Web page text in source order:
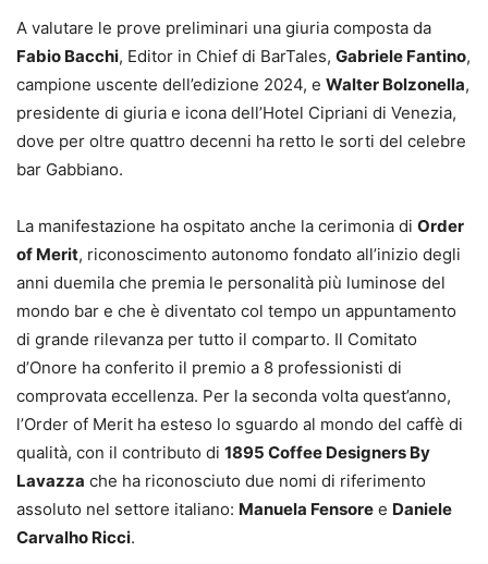
A valutare le prove preliminari una giuria composta da
Fabio Bacchi, Editor in Chief di BarTales, Gabriele Fantino,
campione uscente dell’edizione 2024, e Walter Bolzonella,
presidente di giuria e icona dell’Hotel Cipriani di Venezia,
dove per oltre quattro decenni ha retto le sorti del celebre
bar Gabbiano.
La manifestazione ha ospitato anche la cerimonia di Order
of Merit, riconoscimento autonomo fondato all’inizio degli
anni duemila che premia le personalità più luminose del
mondo bar e che è diventato col tempo un appuntamento
di grande rilevanza per tutto il comparto. Il Comitato
d’Onore ha conferito il premio a 8 professionisti di
comprovata eccellenza. Per la seconda volta quest’anno,
l’Order of Merit ha esteso lo sguardo al mondo del caffè di
qualità, con il contributo di 1895 Coffee Designers By
Lavazza che ha riconosciuto due nomi di riferimento
assoluto nel settore italiano: Manuela Fensore e Daniele
Carvalho Ricci.